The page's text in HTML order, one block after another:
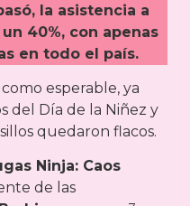
la asistencia a
40%, con apenas
en todo el país.
esperable, ya
del Día de la Niñez y
quedaron flacos.
Ninja: Caos
de las